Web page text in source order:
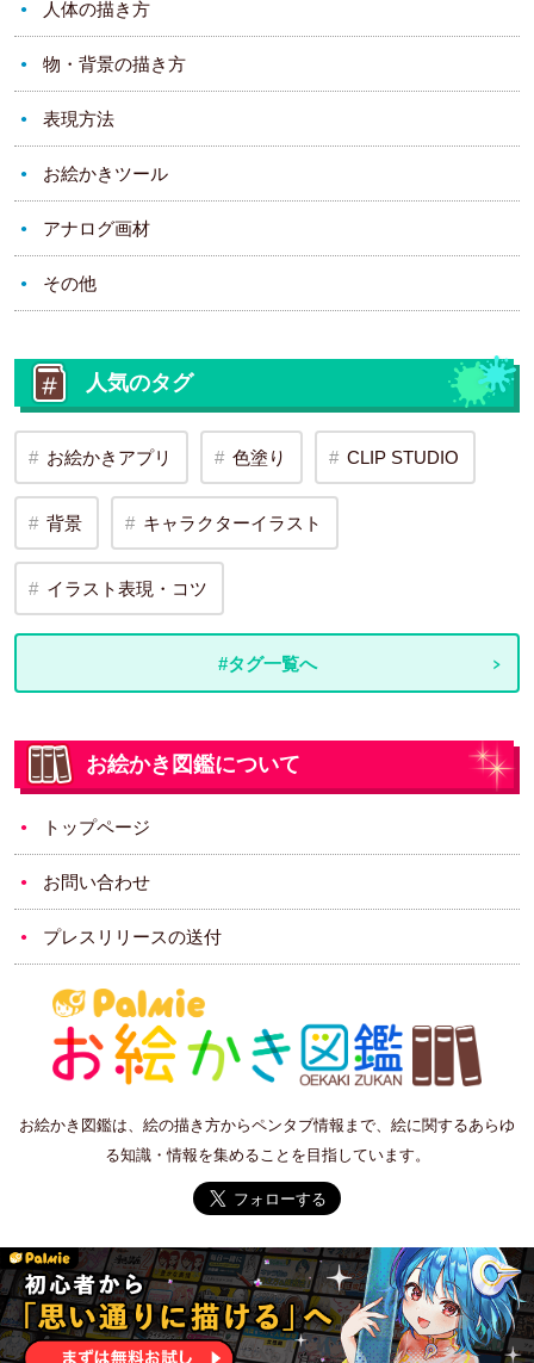
人体の描き方
物・背景の描き方
表現方法
お絵かきツール
アナログ画材
その他
人気のタグ
お絵かきアプリ 色塗り CLIP STUDIO
背景 キャラクターイラスト
イラスト表現・コツ
#タグ一覧へ
お絵かき図鑑について
トップページ
お問い合わせ
プレスリリースの送付
お絵かき図鑑は、絵の描き方からペンタブ情報まで、絵に関するあらゆ
る知識・情報を集めることを目指しています。